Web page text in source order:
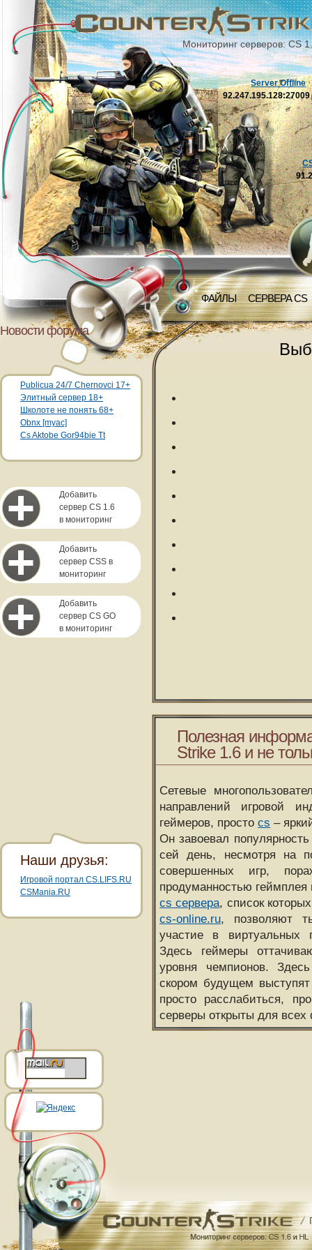
Мониторинг серверов: CS
ФАЙЛЫ СЕРВЕРА CS
Server Offline
92.247.195.128:27009
Новости форума
Publicua 24/7 Chernovci 17+
Элитный сервер 18+
Школоте не понять 68+
Obnx [myac]
Cs Aktobe Gor94bie Tt
Добавить
сервер CS 1.6
в мониторинг
Добавить
сервер CSS в
мониторинг
Добавить
сервер CS GO
в мониторинг
Полезная
Strike 1.6 и не
Сетевые
направлений игровой
геймеров, простоcs –
Он завоевал
сей день, несмотря на
совершенных игр,
продуманностью
cs сервера, список
cs-online.ru, позволяют
участие в виртуальных
Здесь геймеры
уровня чемпионов.
скором будущем
просто расслабиться,
серверы открыты для всех
Наши друзья:
Игровой портал CS.LIFS.RU
CSMania.RU